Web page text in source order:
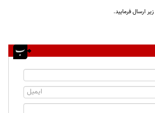
ارسال فرمایید.